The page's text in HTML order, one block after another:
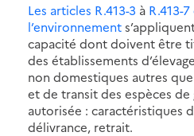
Les articles R.413-3 à R.413-
l’environnement
capacité dont doivent être
des établissements
non domestiques autres
et de transit des espèces
autorisée : caractéristiques
délivrance, retrait.